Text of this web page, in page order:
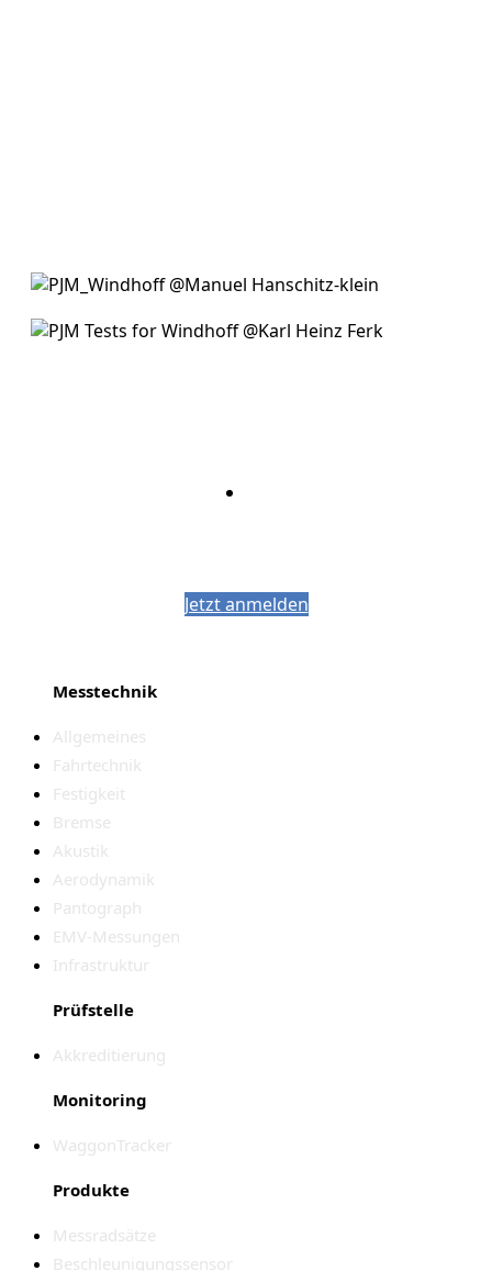
Jetzt anmelden
Messtechnik
Allgemeines
Fahrtechnik
Festigkeit
Bremse
Akustik
Aerodynamik
Pantograph
EMV-Messungen
Infrastruktur
Prüfstelle
Akkreditierung
Monitoring
WaggonTracker
Produkte
Messradsätze
Beschleunigungssensor